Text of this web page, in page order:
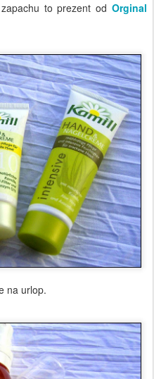
to prezent od Orginal
na urlop.